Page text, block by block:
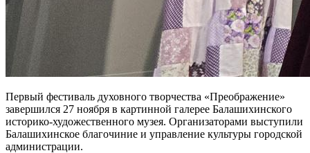
Первый фестиваль духовного творчества «Преображение»
завершился 27 ноября в картинной галерее Балашихинского
историко-художественного музея. Организаторами выступили
Балашихинское благочиние и управление культуры городской
администрации.